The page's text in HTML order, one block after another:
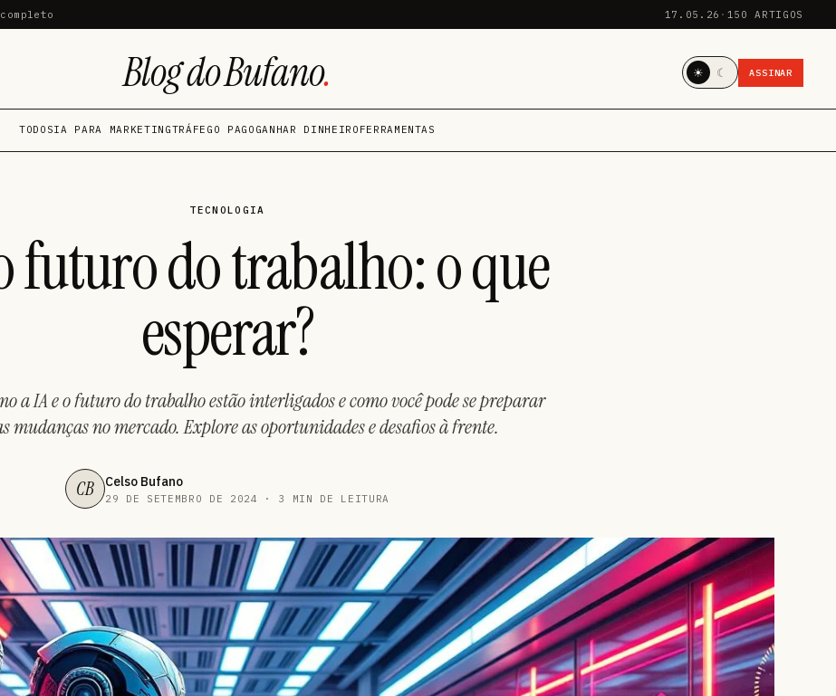
17.05.26 · 150 ARTIGOS
Blog do Bufano. ☀ ☾ ASSINAR
TODOSIA PARA MARKETINGTRÁFEGO PAGO GANHAR DINHEIRO FERRAMENTAS
TECNOLOGIA
futuro do trabalho: o que
esperar?
a IA e o futuro do trabalho estão interligados e como você pode se preparar
mudanças no mercado. Explore as oportunidades e desafios à frente.
CB Celso Bufano
29 DE SETEMBRO DE 2024 · 3 MIN DE LEITURA